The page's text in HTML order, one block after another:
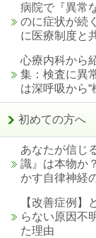
病院で『異常
のに症状が続
に医療制度と
心療内科から
集：検査に異
は深呼吸から“
初めての方へ
あなたが信じ
識』は本物か
かす自律神経
【改善症例】
らない原因不
た理由